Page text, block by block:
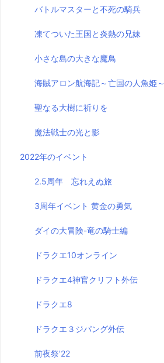
バトルマスターと不死の騎兵
凍てついた王国と炎熱の兄妹
小さな島の大きな魔鳥
海賊アロン航海記～亡国の人魚姫～
聖なる大樹に祈りを
魔法戦士の光と影
2022年のイベント
2.5周年 忘れえぬ旅
3周年イベント 黄金の勇気
ダイの大冒険-竜の騎士編
ドラクエ10オンライン
ドラクエ4神官クリフト外伝
ドラクエ8
ドラクエ３ジパング外伝
前夜祭'22